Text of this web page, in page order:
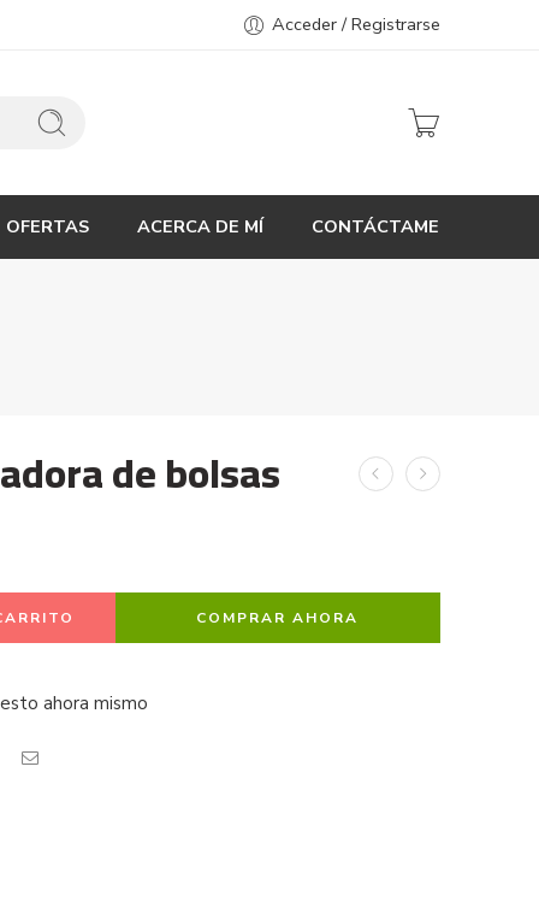
Acceder / Registrarse
OFERTAS ACERCA DE MÍ CONTÁCTAME
de bolsas
COMPRAR AHORA
ahora mismo